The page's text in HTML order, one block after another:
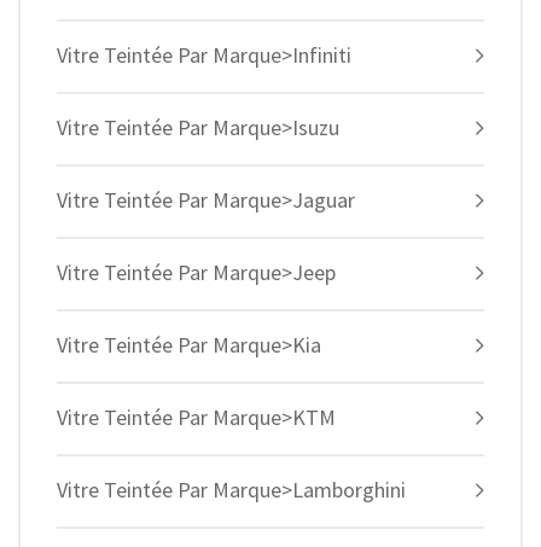
Vitre Teintée Par Marque>Infiniti
Vitre Teintée Par Marque>Isuzu
Vitre Teintée Par Marque>Jaguar
Vitre Teintée Par Marque>Jeep
Vitre Teintée Par Marque>Kia
Vitre Teintée Par Marque>KTM
Vitre Teintée Par Marque>Lamborghini